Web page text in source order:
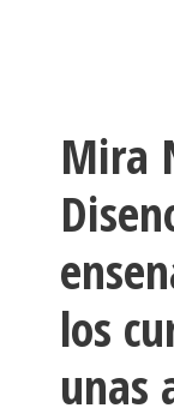
Mira
los
unas